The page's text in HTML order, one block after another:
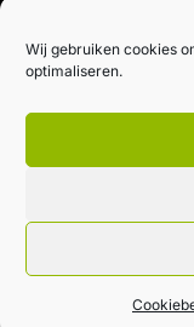
Wij gebruiken cookies
optimaliseren.
Blijft op de
Rechtstreeks van
Inschrijven
Algemene